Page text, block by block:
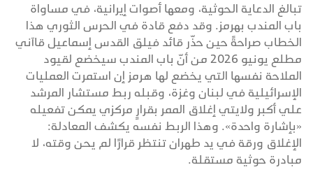
تبالغ الدعاية الحوثية، ومعها أصوات إيرانية، في مساواة
باب المندب بهرمز. وقد دفع قادة في الحرس الثوري هذا
الخطاب صراحةً حين حذّر قائد فيلق القدس إسماعيل قاآني
مطلع يونيو 2026 من أنّ باب المندب سيخضع لقيود
الملاحة نفسها التي يخضع لها هرمز إن استمرت العمليات
الإسرائيلية في لبنان وغزة، وقبله ربط مستشار المرشد
علي أكبر ولايتي إغلاق الممر بقرارٍ مركزي يمكن تفعيله
«بإشارة واحدة». وهذا الربط نفسه يكشف المعادلة:
الإغلاق ورقة في يد طهران تنتظر قرارًا لم يحن وقته، لا
مبادرة حوثية مستقلة.